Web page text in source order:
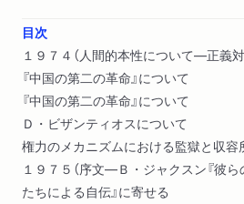
目次
１９７４（人間的本性について―正義
『中国の第二の革命』について
『中国の第二の革命』について
Ｄ・ビザンティオスについて
権力のメカニズムにおける監獄と収容
１９７５（序文―Ｂ・ジャクスン『彼
たちによる自伝』に寄せる